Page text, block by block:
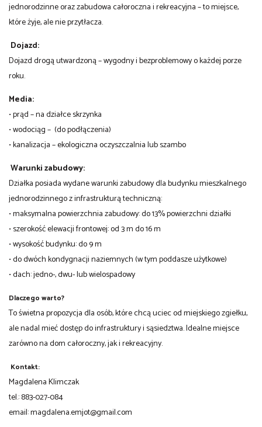
jednorodzinne oraz zabudowa całoroczna i rekreacyjna – to miejsce,
które żyje, ale nie przytłacza.
Dojazd:
Dojazd drogą utwardzoną – wygodny i bezproblemowy o każdej porze
roku.
Media:
• prąd – na działce skrzynka
• wodociąg – (do podłączenia)
• kanalizacja – ekologiczna oczyszczalnia lub szambo
Warunki zabudowy:
Działka posiada wydane warunki zabudowy dla budynku mieszkalnego
jednorodzinnego z infrastrukturą techniczną:
• maksymalna powierzchnia zabudowy: do 13% powierzchni działki
• szerokość elewacji frontowej: od 3 m do 16 m
• wysokość budynku: do 9 m
• do dwóch kondygnacji naziemnych (w tym poddasze użytkowe)
• dach: jedno-, dwu- lub wielospadowy
Dlaczego warto?
To świetna propozycja dla osób, które chcą uciec od miejskiego zgiełku,
ale nadal mieć dostęp do infrastruktury i sąsiedztwa. Idealne miejsce
zarówno na dom całoroczny, jak i rekreacyjny.
Kontakt:
Magdalena Klimczak
tel.: 883-027-084
email:magdalena.emjot@gmail.com